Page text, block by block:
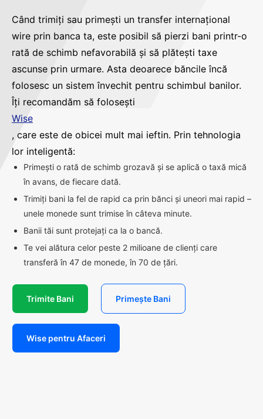
Când trimiți sau primești un transfer internațional
wire prin banca ta, este posibil să pierzi bani printr-o
rată de schimb nefavorabilă și să plătești taxe
ascunse prin urmare. Asta deoarece băncile încă
folosesc un sistem învechit pentru schimbul banilor.
Îți recomandăm să folosești
Wise
, care este de obicei mult mai ieftin. Prin tehnologia
lor inteligentă:
Primești o rată de schimb grozavă și se aplică o taxă mică
în avans, de fiecare dată.
Trimiți bani la fel de rapid ca prin bănci și uneori mai rapid –
unele monede sunt trimise în câteva minute.
Banii tăi sunt protejați ca la o bancă.
Te vei alătura celor peste 2 milioane de clienți care
transferă în 47 de monede, în 70 de țări.
Trimite Bani Primește Bani
Wise pentru Afaceri